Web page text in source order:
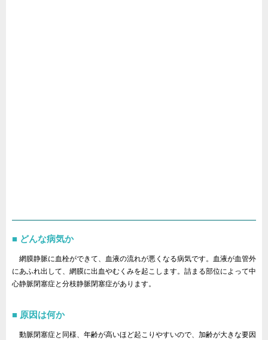
どんな病気か
網膜静脈に血栓ができて、血液の流れが悪くなる病気です。血液が血管外
にあふれ出して、網膜に出血やむくみを起こします。詰まる部位によって中
心静脈閉塞症と分枝静脈閉塞症があります。
原因は何か
動脈閉塞症と同様、年齢が高いほど起こりやすいので、加齢が大きな要因